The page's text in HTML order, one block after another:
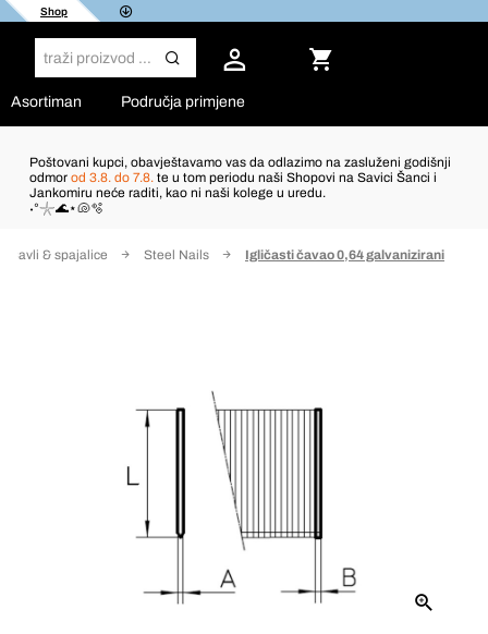
Shop
Asortiman Područja primjene
Poštovani kupci, obavještavamo vas da odlazimo na zasluženi godišnji
odmor od 3.8. do 7.8. te u tom periodu naši Shopovi na Savici Šanci i
Jankomiru neće raditi, kao ni naši kolege u uredu.
˖°𓇼🌊⋆🐚🫧
Čavli & spajalice Steel Nails Igličasti čavao 0,64 galvanizirani